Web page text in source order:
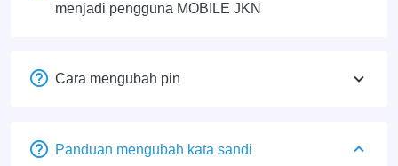
menjadi pengguna MOBILE JKN
Cara mengubah pin
Panduan mengubah kata sandi